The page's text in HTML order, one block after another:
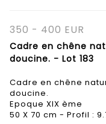
350 - 400 EUR
Cadre en chêne
doucine. - Lot 183
Cadre en chêne
doucine.
Epoque XIX ème
50 X 70 cm - Profil :